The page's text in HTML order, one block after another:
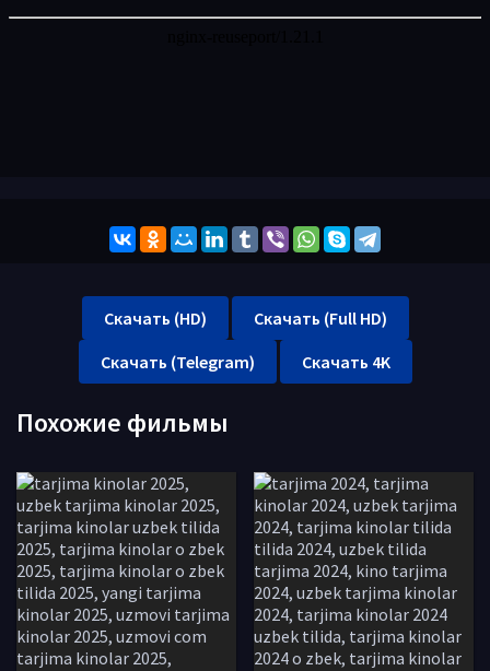
Скачать (HD)
Скачать (Full HD)
Скачать (Telegram)
Скачать 4K
Похожие фильмы